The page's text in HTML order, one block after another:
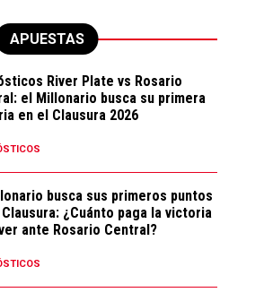
APUESTAS
River Plate vs Rosario
el Millonario busca su primera
en el Clausura 2026
busca sus primeros puntos
¿Cuánto paga la victoria
ante Rosario Central?